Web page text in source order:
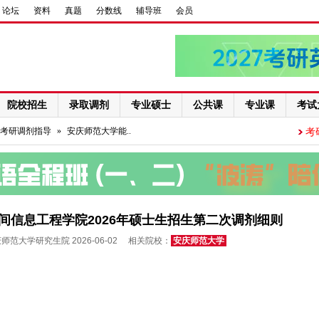
论坛 资料 真题 分数线 辅导班 会员
院校招生 录取调剂 专业硕士 公共课 专业课 考试
考研调剂指导 » 安庆师范大学能.. 考
信息工程学院2026年硕士生招生第二次调剂细则
范大学研究生院 2026-06-02 相关院校： 安庆师范大学